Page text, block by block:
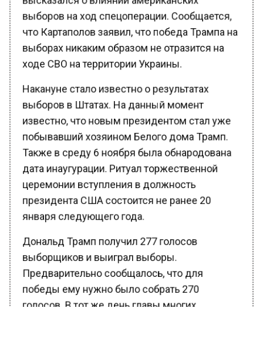
выборов на ход спецоперации. Сообщается,
что Картаполов заявил, что победа Трампа на
выборах никаким образом не отразится на
ходе СВО на территории Украины.
Накануне стало известно о результатах
выборов в Штатах. На данный момент
известно, что новым президентом стал уже
побывавший хозяином Белого дома Трамп.
Также в среду 6 ноября была обнародована
дата инаугурации. Ритуал торжественной
церемонии вступления в должность
президента США состоится не ранее 20
января следующего года.
Дональд Трамп получил 277 голосов
выборщиков и выиграл выборы.
Предварительно сообщалось, что для
победы ему нужно было собрать 270
голосов. В тот же день главы многих